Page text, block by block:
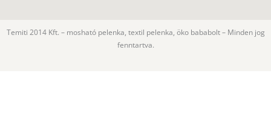
Temiti 2014 Kft. – mosható pelenka, textil pelenka, öko bababolt – Minden jog
fenntartva.